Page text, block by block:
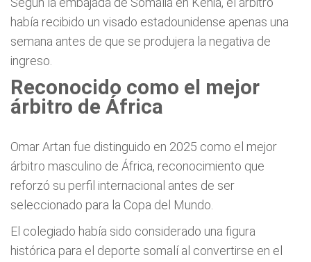
había recibido un visado estadounidense apenas una
semana antes de que se produjera la negativa de
ingreso.
Reconocido como el mejor
árbitro de África
Omar Artan fue distinguido en 2025 como el mejor
árbitro masculino de África, reconocimiento que
reforzó su perfil internacional antes de ser
seleccionado para la Copa del Mundo.
El colegiado había sido considerado una figura
histórica para el deporte somalí al convertirse en el